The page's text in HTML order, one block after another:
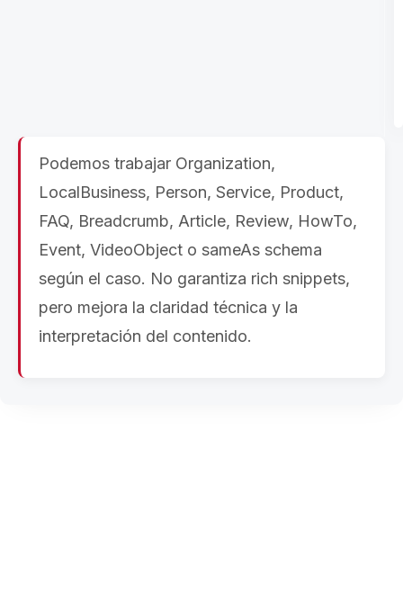
Podemos trabajar Organization,
LocalBusiness, Person, Service, Product,
FAQ, Breadcrumb, Article, Review, HowTo,
Event, VideoObject o sameAs schema
según el caso. No garantiza rich snippets,
pero mejora la claridad técnica y la
interpretación del contenido.